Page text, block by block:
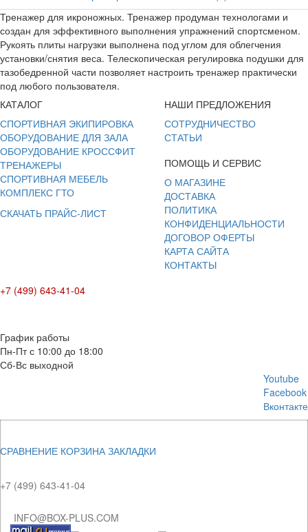
Тренажер для икроножных. Тренажер продуман технологами и
создан для эффективного выполнения упражнений спортсменом.
Рукоять плиты нагрузки выполнена под углом для облегчения
установки/снятия веса. Телескопическая регулировка подушки для
тазобедренной части позволяет настроить тренажер практически
под любого пользователя.
КАТАЛОГ
СПОРТИВНАЯ ЭКИПИРОВКА
ОБОРУДОВАНИЕ ДЛЯ ЗАЛА
ОБОРУДОВАНИЕ КРОССФИТ
ТРЕНАЖЕРЫ
СПОРТИВНАЯ МЕБЕЛЬ
КОМПЛЕКС ГТО
СКАЧАТЬ ПРАЙС-ЛИСТ
НАШИ ПРЕДЛОЖЕНИЯ
СОТРУДНИЧЕСТВО
СТАТЬИ
ПОМОЩЬ И СЕРВИС
О МАГАЗИНЕ
ДОСТАВКА
ПОЛИТИКА
КОНФИДЕНЦИАЛЬНОСТИ
ДОГОВОР ОФЕРТЫ
КАРТА САЙТА
КОНТАКТЫ
+7 (499) 643-41-04
График работы
Пн-Пт с 10:00 до 18:00
Сб-Вс выходной
Youtube
Facebook
Вконтакте
СРАВНЕНИЕ КОРЗИНАЗАКЛАДКИ
+7 (499) 643-41-04
INFO@BOX-PLUS.COM